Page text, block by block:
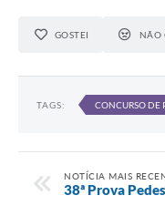
GOSTEI NÃO
TAGS: CONCURSO DE
NOTÍCIA MAIS
38ª Prova